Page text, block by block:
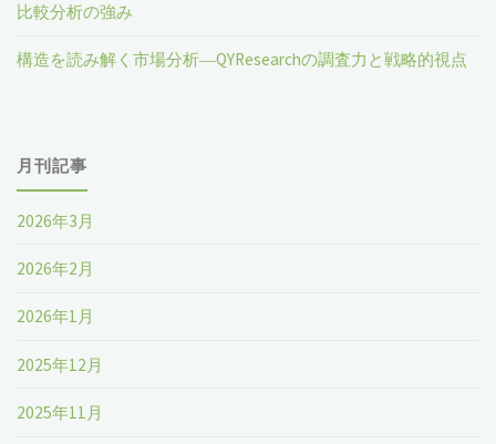
比較分析の強み
構造を読み解く市場分析―QYResearchの調査力と戦略的視点
月刊記事
2026年3月
2026年2月
2026年1月
2025年12月
2025年11月